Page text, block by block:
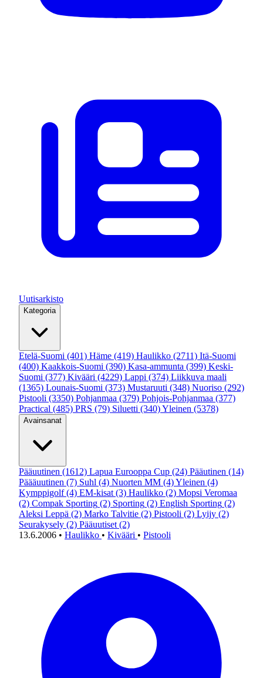
Uutisarkisto
Kategoria
Etelä-Suomi (401) Häme (419) Haulikko (2711) Itä-Suomi
(400) Kaakkois-Suomi (390) Kasa-ammunta (399) Keski-
Suomi (377) Kivääri (4229) Lappi (374) Liikkuva maali
(1365) Lounais-Suomi (373) Mustaruuti (348) Nuoriso (292)
Pistooli (3350) Pohjanmaa (379) Pohjois-Pohjanmaa (377)
Practical (485) PRS (79) Siluetti (340)Yleinen (5378)
Avainsanat
Pääuutinen (1612) Lapua Eurooppa Cup (24) Pääutinen (14)
Päääuutinen (7) Suhl (4) Nuorten MM (4)Yleinen (4)
Kymppigolf (4) EM-kisat (3) Haulikko (2) Mopsi Veromaa
(2) Compak Sporting (2) Sporting (2) English Sporting (2)
Aleksi Leppä (2) Marko Talvitie (2) Pistooli (2) Lyijy (2)
Seurakysely (2) Pääuutiset (2)
13.6.2006 • Haulikko • Kivääri • Pistooli